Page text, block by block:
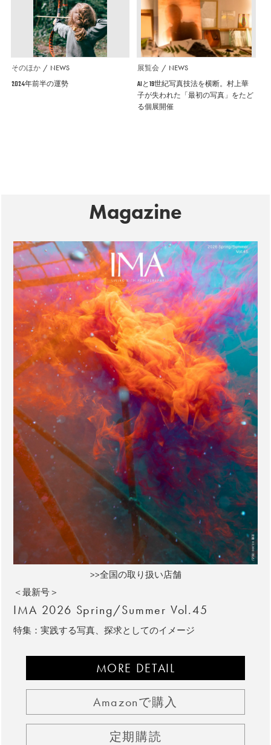
そのほか NEWS
2024年前半の運勢
展覧会 NEWS
AIと19世紀写真技法を横断。村上華
子が失われた「最初の写真」をたど
る個展開催
Magazine
>>全国の取り扱い店舗
＜最新号＞
IMA 2026 Spring/Summer Vol.45
特集：実践する写真、探求としてのイメージ
MORE DETAIL
Amazonで購入
定期購読